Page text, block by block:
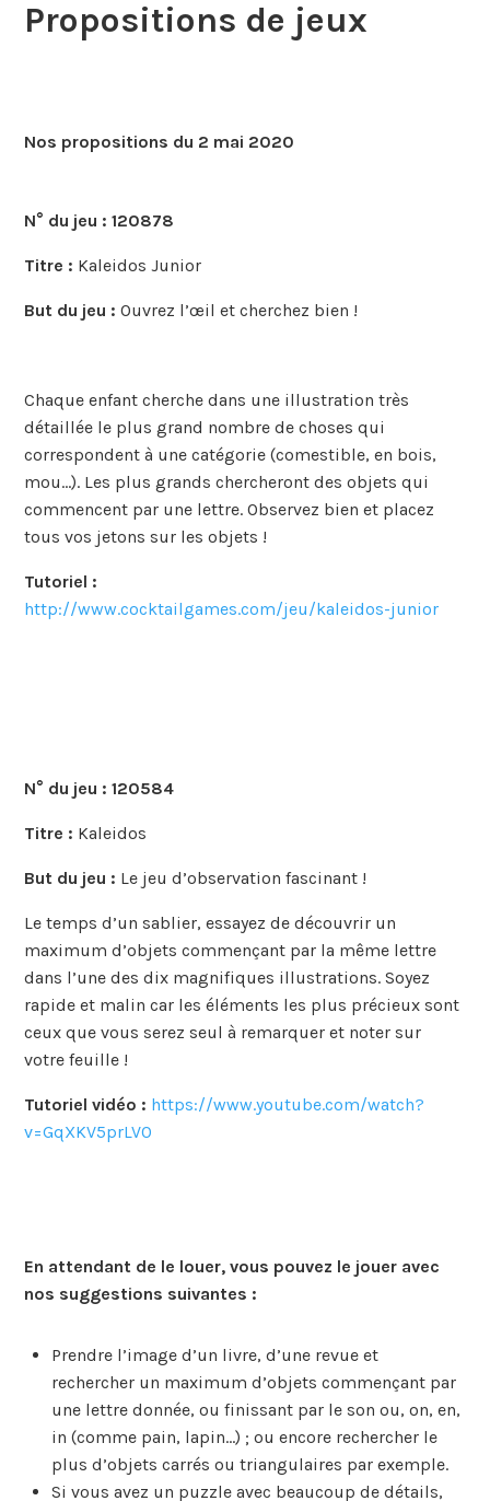
Propositions de jeux
Nos propositions du 2 mai 2020
N° du jeu : 120878
Titre : Kaleidos Junior
But du jeu :Ouvrez l’œil et cherchez bien !
Chaque enfant cherche dans une illustration très
détaillée le plus grand nombre de choses qui
correspondent à une catégorie (comestible, en bois,
mou…). Les plus grands chercheront des objets qui
commencent par une lettre. Observez bien et placez
tous vos jetons sur les objets !
Tutoriel :
http://www.cocktailgames.com/jeu/kaleidos-junior
N° du jeu : 120584
Titre : Kaleidos
But du jeu : Le jeu d’observation fascinant !
Le temps d’un sablier, essayez de découvrir un
maximum d’objets commençant par la même lettre
dans l’une des dix magnifiques illustrations. Soyez
rapide et malin car les éléments les plus précieux sont
ceux que vous serez seul à remarquer et noter sur
votre feuille !
Tutoriel vidéo : https://www.youtube.com/watch?
v=GqXKV5prLV0
En attendant de le louer, vous pouvez le jouer avec
nos suggestions suivantes :
Prendre l’image d’un livre, d’une revue et
rechercher un maximum d’objets commençant par
une lettre donnée, ou finissant par le son ou, on, en,
in (comme pain, lapin…) ; ou encore rechercher le
plus d’objets carrés ou triangulaires par exemple.
Si vous avez un puzzle avec beaucoup de détails,